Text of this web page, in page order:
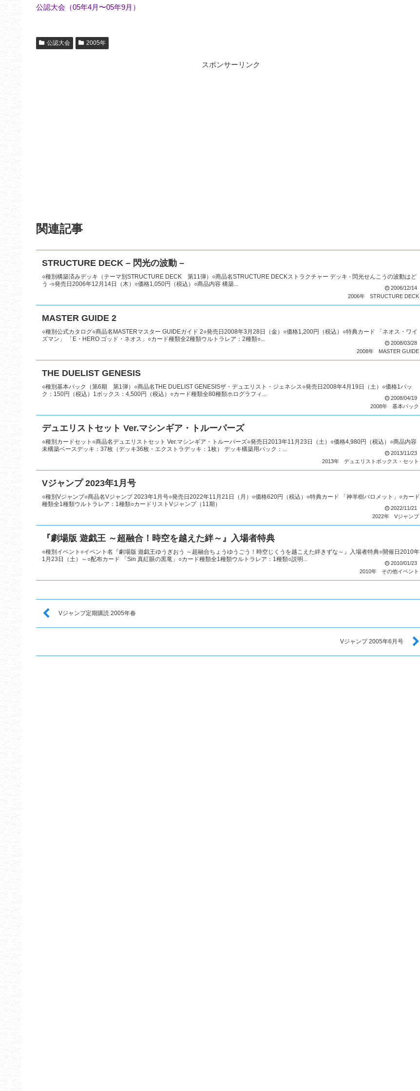
公認大会（05年4月〜05年9月）
公認大会 2005年
スポンサーリンク
関連記事
STRUCTURE DECK – 閃光の波動 –
○種別構築済みデッキ（テーマ別STRUCTURE DECK 第11弾）○商品名STRUCTURE DECKストラクチャー デッキ - 閃光せんこうの波動はど
う -○発売日2006年12月14日（木）○価格1,050円（税込）○商品内容 構築...
2006/12/14
2006年
STRUCTURE DECK
MASTER GUIDE 2
○種別公式カタログ○商品名MASTERマスター GUIDEガイド 2○発売日2008年3月28日（金）○価格1,200円（税込）○特典カード 「ネオス・ワイ
ズマン」 「E・HERO ゴッド・ネオス」○カード種類全2種類ウルトラレア：2種類○...
2008/03/28
2008年
MASTER GUIDE
THE DUELIST GENESIS
○種別基本パック（第6期 第1弾）○商品名THE DUELIST GENESISザ・デュエリスト・ジェネシス○発売日2008年4月19日（土）○価格1パッ
ク：150円（税込）1ボックス：4,500円（税込）○カード種類全80種類ホログラフィ...
2008/04/19
2008年
基本パック
デュエリストセット Ver.マシンギア・トルーパーズ
○種別カードセット○商品名デュエリストセット Ver.マシンギア・トルーパーズ○発売日2013年11月23日（土）○価格4,980円（税込）○商品内容
未構築ベースデッキ：37枚（デッキ36枚・エクストラデッキ：1枚） デッキ構築用パック：...
2013/11/23
2013年
デュエリストボックス・セット
Vジャンプ 2023年1月号
○種別Vジャンプ○商品名Vジャンプ 2023年1月号○発売日2022年11月21日（月）○価格620円（税込）○特典カード 「神羊樹バロメット」○カード
種類全1種類ウルトラレア：1種類○カードリストVジャンプ（11期）
2022/11/21
2022年
Vジャンプ
『劇場版 遊戯王 ～超融合！時空を越えた絆～』入場者特典
○種別イベント○イベント名『劇場版 遊戯王ゆうぎおう ～超融合ちょうゆうごう！時空じくうを越こえた絆きずな～』入場者特典○開催日2010年
1月23日（土）～○配布カード 「Sin 真紅眼の黒竜」○カード種類全1種類ウルトラレア：1種類○説明...
2010/01/23
2010年
その他イベント
Vジャンプ定期購読 2005年春
Vジャンプ 2005年6月号